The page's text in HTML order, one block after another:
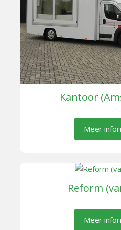
Kantoor
Meer
Reform
Meer